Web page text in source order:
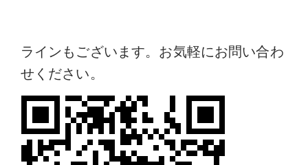
ラインもございます。お気軽にお問い合わ
せください。